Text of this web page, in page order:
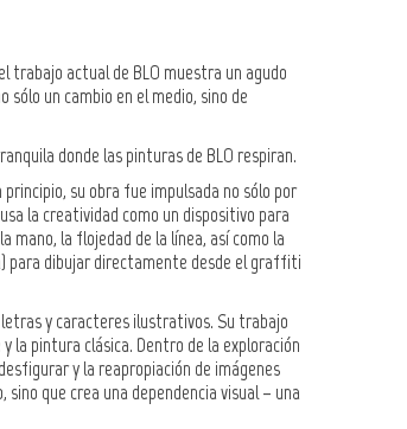
trabajo actual de BLO muestra un agudo
sólo un cambio en el medio, sino de
donde las pinturas de BLO respiran.
su obra fue impulsada no sólo por
la creatividad como un dispositivo para
mano, la flojedad de la línea, así como la
para dibujar directamente desde el graffiti
y caracteres ilustrativos. Su trabajo
la pintura clásica. Dentro de la exploración
y la reapropiación de imágenes
que crea una dependencia visual – una